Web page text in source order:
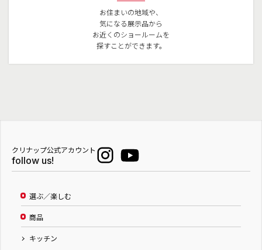
お住まいの地域や、
気になる展示品から
お近くのショールームを
探すことができます。
クリナップ公式アカウント
follow us!
選ぶ／楽しむ
商品
キッチン